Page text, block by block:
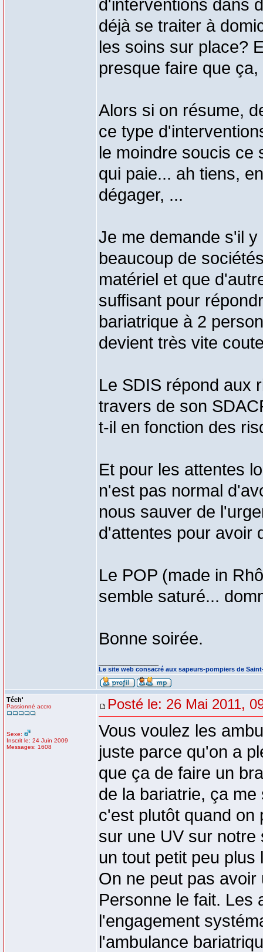
d'interventions dans
déjà se traiter à
les soins sur place?
presque faire que
Alors si on résume,
ce type
le moindre soucis ce
qui paie... ah tiens,
dégager, ...
Je me demande s'il
beaucoup de
matériel et que
suffisant pour
bariatrique à 2
devient très vite
Le SDIS répond aux
travers de son
t-il en fonction des
Et pour les attentes
n'est pas normal
nous sauver de
d'attentes pour avoir
Le POP (made in
semble saturé...
Bonne soirée.
Le site web consacré aux sapeurs-pompiers de
Téch'
Passionné accro
Sexe:
Inscrit le: 24 Juin 2009
Messages: 1608
Posté le: 26 Mai 2011,
Vous voulez les
juste parce qu'on a
que ça de faire un
de la bariatrie, ça
c'est plutôt quand on
sur une UV sur notre
un tout petit peu plus
On ne peut pas
Personne le fait. Les
l'engagement
l'ambulance